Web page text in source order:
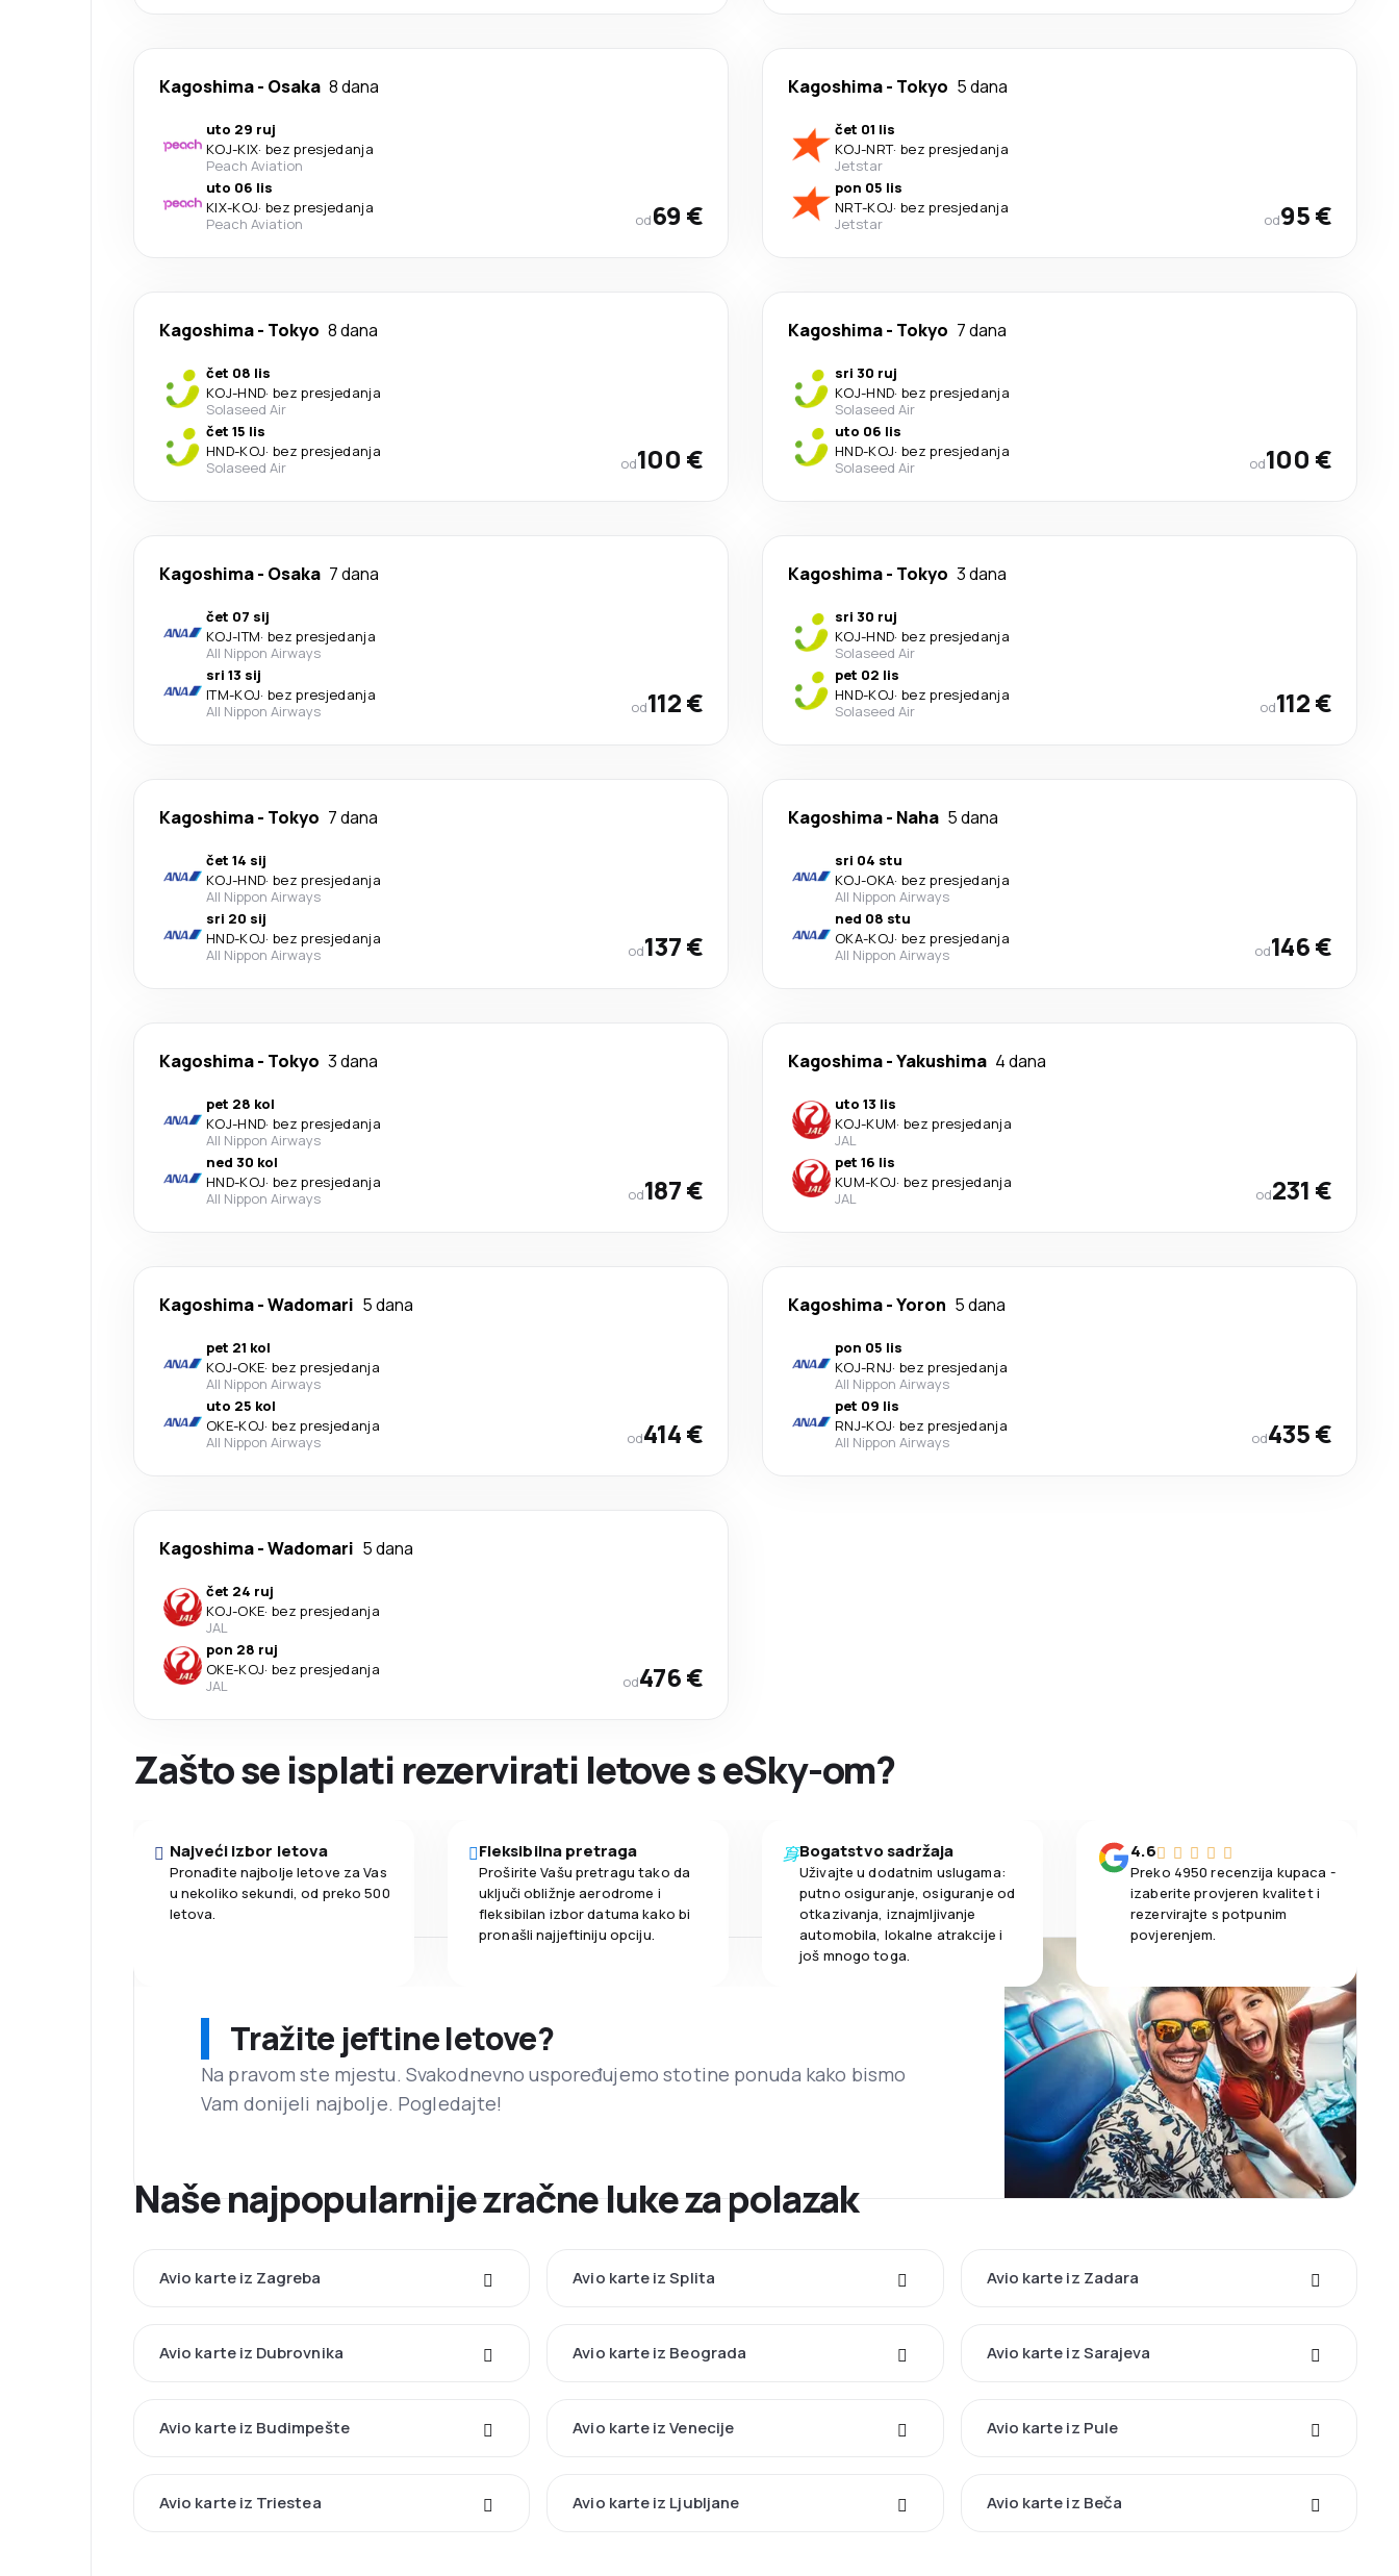
Kagoshima- Osaka 8 dana
uto 29 ruj
KOJ-KIX· bez presjedanja
Peach Aviation
uto 06 lis
KIX-KOJ· bez presjedanja
Peach Aviation
od69 €
Kagoshima- Tokyo 5 dana
čet 01 lis
KOJ-NRT· bez presjedanja
Jetstar
pon 05 lis
NRT-KOJ· bez presjedanja
Jetstar
od95 €
Kagoshima- Tokyo 8 dana
čet 08 lis
KOJ-HND· bez presjedanja
Solaseed Air
čet 15 lis
HND-KOJ· bez presjedanja
Solaseed Air
od100 €
Kagoshima- Tokyo 7 dana
sri 30 ruj
KOJ-HND· bez presjedanja
Solaseed Air
uto 06 lis
HND-KOJ· bez presjedanja
Solaseed Air
od100 €
Kagoshima- Osaka 7 dana
čet 07 sij
KOJ-ITM· bez presjedanja
All Nippon Airways
sri 13 sij
ITM-KOJ· bez presjedanja
All Nippon Airways
od112 €
Kagoshima- Tokyo 3 dana
sri 30 ruj
KOJ-HND· bez presjedanja
Solaseed Air
pet 02 lis
HND-KOJ· bez presjedanja
Solaseed Air
od112 €
Kagoshima- Tokyo 7 dana
čet 14 sij
KOJ-HND· bez presjedanja
All Nippon Airways
sri 20 sij
HND-KOJ· bez presjedanja
All Nippon Airways
od137 €
Kagoshima- Naha 5 dana
sri 04 stu
KOJ-OKA· bez presjedanja
All Nippon Airways
ned 08 stu
OKA-KOJ· bez presjedanja
All Nippon Airways
od146 €
Kagoshima- Tokyo 3 dana
pet 28 kol
KOJ-HND· bez presjedanja
All Nippon Airways
ned 30 kol
HND-KOJ· bez presjedanja
All Nippon Airways
od187 €
Kagoshima-Yakushima 4 dana
uto 13 lis
KOJ-KUM· bez presjedanja
JAL
pet 16 lis
KUM-KOJ· bez presjedanja
JAL
od231 €
Kagoshima-Wadomari 5 dana
pet 21 kol
KOJ-OKE· bez presjedanja
All Nippon Airways
uto 25 kol
OKE-KOJ· bez presjedanja
All Nippon Airways
od414 €
Kagoshima-Yoron 5 dana
pon 05 lis
KOJ-RNJ· bez presjedanja
All Nippon Airways
pet 09 lis
RNJ-KOJ· bez presjedanja
All Nippon Airways
od435 €
Kagoshima-Wadomari 5 dana
čet 24 ruj
KOJ-OKE· bez presjedanja
JAL
pon 28 ruj
OKE-KOJ· bez presjedanja
JAL
od476 €
Zašto se isplati rezervirati letove s eSky-om?
Najveći izbor letova
Pronađite najbolje letove za Vas
u nekoliko sekundi, od preko 500
letova.
Fleksibilna pretraga
Proširite Vašu pretragu tako da
uključi obližnje aerodrome i
fleksibilan izbor datuma kako bi
pronašli najjeftiniju opciju.
Bogatstvo sadržaja
Uživajte u dodatnim uslugama:
putno osiguranje, osiguranje od
otkazivanja, iznajmljivanje
automobila, lokalne atrakcije i
još mnogo toga.
4.6
Preko 4950 recenzija kupaca -
izaberite provjeren kvalitet i
rezervirajte s potpunim
povjerenjem.
Tražite jeftine letove?
Na pravom ste mjestu. Svakodnevno uspoređujemo stotine ponuda kako bismo
Vam donijeli najbolje. Pogledajte!
Naše najpopularnije zračne luke za polazak
Avio karte iz Zagreba Avio karte iz Splita Avio karte iz Zadara
Avio karte iz Dubrovnika Avio karte iz Beograda Avio karte iz Sarajeva
Avio karte iz Budimpešte Avio karte iz Venecije Avio karte iz Pule
Avio karte iz Triestea Avio karte iz Ljubljane Avio karte iz Beča